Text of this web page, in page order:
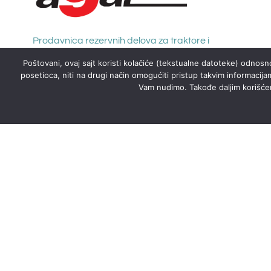
Prodavnica rezervnih delova za traktore i
hidraulike i creva za dovod goriva
Poštovani, ovaj sajt koristi kolačiće (tekstualne datoteke)
posetioca, niti na drugi način omogućiti pristup takvim
Vam nudimo. Takođe daljim